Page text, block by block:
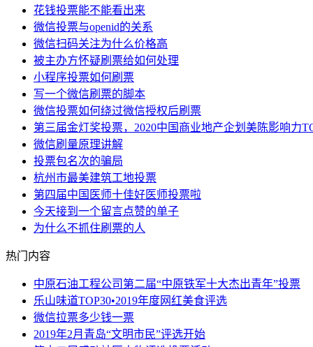
花钱投票能不能看出来
微信投票与openid的关系
微信扫码关注为什么价格高
被主办方怀疑刷票给如何处理
小程序投票如何刷票
写一个微信刷票的脚本
微信投票如何绕过微信授权后刷票
第三届金灯奖投票，2020中国商业地产企划美陈影响力
微信刷量原理讲解
投票包名次的骗局
杭州市最美建筑工地投票
第四届中国医师十佳好医师投票啦
今天接到一个留言点赞的单子
为什么不抓住刷票的人
热门内容
中原石油工程公司第二届“中原铁军十大杰出青年”投票
乐山味道TOP30•2019年度网红美食评选
微信拉票多少钱一票
2019年2月青岛“文明市民”评选开始